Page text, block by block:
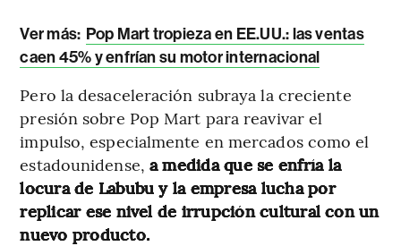
Ver más: Pop Mart tropieza en EE.UU.: las ventas
caen 45% y enfrían su motor internacional
Pero la desaceleración subraya la creciente
presión sobre Pop Mart para reavivar el
impulso, especialmente en mercados como el
estadounidense, a medida que se enfría la
locura de Labubu y la empresa lucha por
replicar ese nivel de irrupción cultural con un
nuevo producto.